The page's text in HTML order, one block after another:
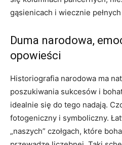
gąsienicach i wiecznie
Duma narodowa,
opowieści
Historiografia narodowa ma
poszukiwania sukcesów i
idealnie się do tego nadają.
fotogeniczny i symboliczny.
„naszych” czołgach, które